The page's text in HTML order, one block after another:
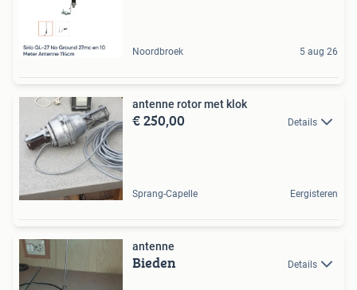
Noordbroek 5 aug 26
antenne rotor met klok
€ 250,00 Details
Sprang-Capelle Eergisteren
antenne
Bieden Details